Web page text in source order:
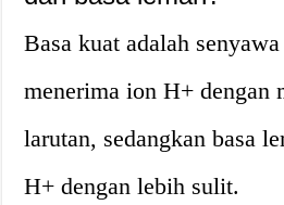
Basa kuat adalah
menerima ion H+ dengan
larutan, sedangkan basa
H+ dengan lebih sulit.